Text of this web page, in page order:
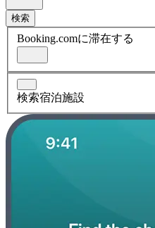
検索
Booking.comに滞在する
検索宿泊施設